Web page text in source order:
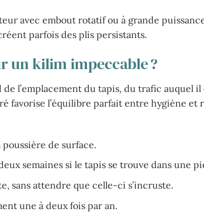
avec embout rotatif ou à grande
parfois des plis persistants.
un kilim impeccable ?
de l’emplacement du tapis, du trafic auquel il
favorise l’équilibre parfait entre hygiène et
de surface.
semaines si le tapis se trouve dans une
sans attendre que celle-ci s’incruste.
une à deux fois par an.